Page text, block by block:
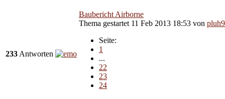
233 Antworten
Baubericht Airborne
Thema gestartet 11 Feb 2013 18:53 von
Seite:
1
...
22
23
24